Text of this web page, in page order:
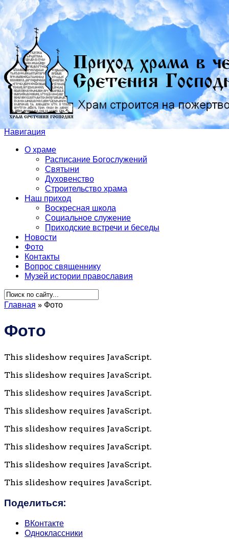
Навигация
О храме
Расписание Богослужений
Святыни
Духовенство
Строительство храма
Наш приход
Воскресная школа
Социальное служение
Приходские встречи и беседы
Новости
Фото
Контакты
Вопрос священнику
Музей истории православия
Главная » Фото
Фото
This slideshow requires JavaScript.
This slideshow requires JavaScript.
This slideshow requires JavaScript.
This slideshow requires JavaScript.
This slideshow requires JavaScript.
This slideshow requires JavaScript.
This slideshow requires JavaScript.
This slideshow requires JavaScript.
Поделиться:
ВКонтакте
Одноклассники